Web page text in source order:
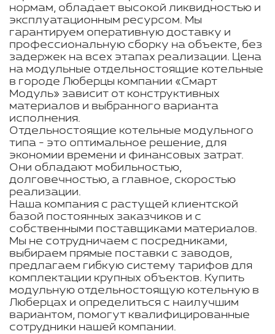
нормам, обладает высокой ликвидностью и
эксплуатационным ресурсом. Мы
гарантируем оперативную доставку и
профессиональную сборку на объекте, без
задержек на всех этапах реализации. Цена
на модульные отдельностоящие котельные
в городе Люберцы компании «Смарт
Модуль» зависит от конструктивных
материалов и выбранного варианта
исполнения.
Отдельностоящие котельные модульного
типа - это оптимальное решение, для
экономии времени и финансовых затрат.
Они обладают мобильностью,
долговечностью, а главное, скоростью
реализации.
Наша компания с растущей клиентской
базой постоянных заказчиков и с
собственными поставщиками материалов.
Мы не сотрудничаем с посредниками,
выбираем прямые поставки с заводов,
предлагаем гибкую систему тарифов для
комплектации крупных объектов. Купить
модульную отдельностоящую котельную в
Люберцах и определиться с наилучшим
вариантом, помогут квалифицированные
сотрудники нашей компании.